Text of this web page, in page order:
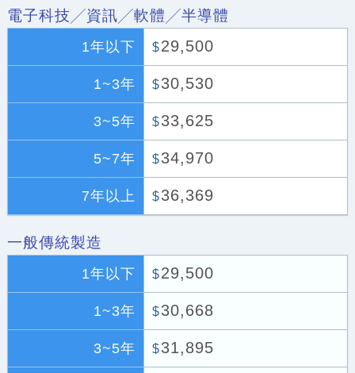
電子科技╱資訊╱軟體╱半導體
1年以下 $29,500
1~3年 $30,530
3~5年 $33,625
5~7年 $34,970
7年以上 $36,369
一般傳統製造
1年以下 $29,500
1~3年 $30,668
3~5年 $31,895